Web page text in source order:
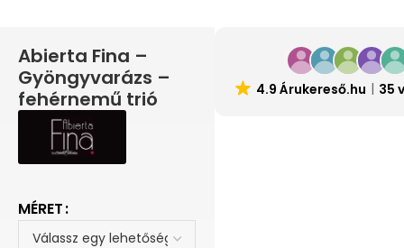
Abierta Fina –
Gyöngyvarázs –
fehérnemű trió
MÉRET
4.9 Árukereső.hu 35